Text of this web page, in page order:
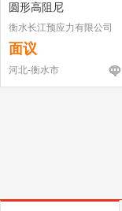
圆形高阻尼
衡水长江预应力有限公司
面议
河北-衡水市